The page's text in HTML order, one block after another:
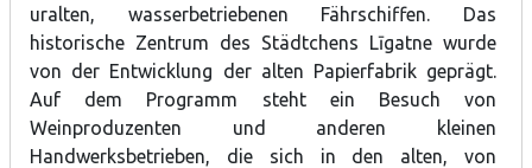
uralten, wasserbetriebenen Fährschiffen. Das
historische Zentrum des Städtchens Līgatne wurde
von der Entwicklung der alten Papierfabrik geprägt.
Auf dem Programm steht ein Besuch von
Weinproduzenten und anderen kleinen
Handwerksbetrieben, die sich in den alten, von